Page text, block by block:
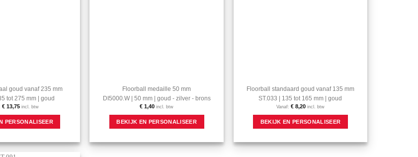
goud vanaf 235 mm
tot 275 mm | goud
€13,75 incl. btw
PERSONALISEER
Floorball medaille 50 mm
DI5000.W | 50 mm | goud - zilver - brons
€ 1,40 incl. btw
BEKIJK EN PERSONALISEER
Floorball standaard goud vanaf 135 mm
ST.033 | 135 tot 165 mm | goud
Vanaf: €8,20 incl. btw
BEKIJK EN PERSONALISEER